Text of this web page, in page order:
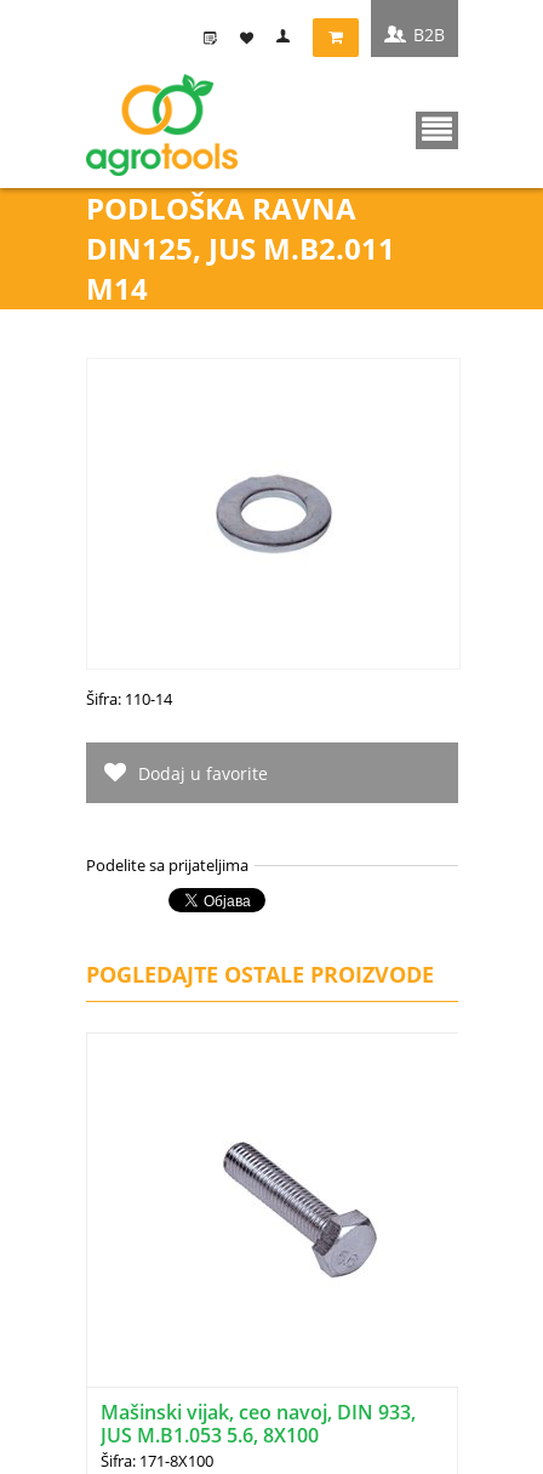
PODLOŠKA RAVNA
DIN125, JUS M.B2.011
M14
B2B
Šifra: 110-14
Dodaj u favorite
Podelite sa prijateljima
POGLEDAJTE OSTALE PROIZVODE
Mašinski vijak, ceo navoj, DIN 933,
JUS M.B1.053 5.6, 8X100
Šifra: 171-8X100